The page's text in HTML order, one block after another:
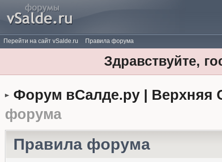
Перейти на сайт vSalde.ru Правила форума
Здравствуйте,
Форум вСалде.ру | Верхняя
форума
Правила форума